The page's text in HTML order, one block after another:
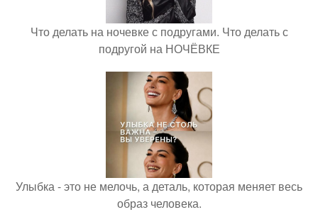
Что делать на ночевке с подругами. Что делать с
подругой на НОЧЁВКЕ
Улыбка - это не мелочь, а деталь, которая меняет весь
образ человека.